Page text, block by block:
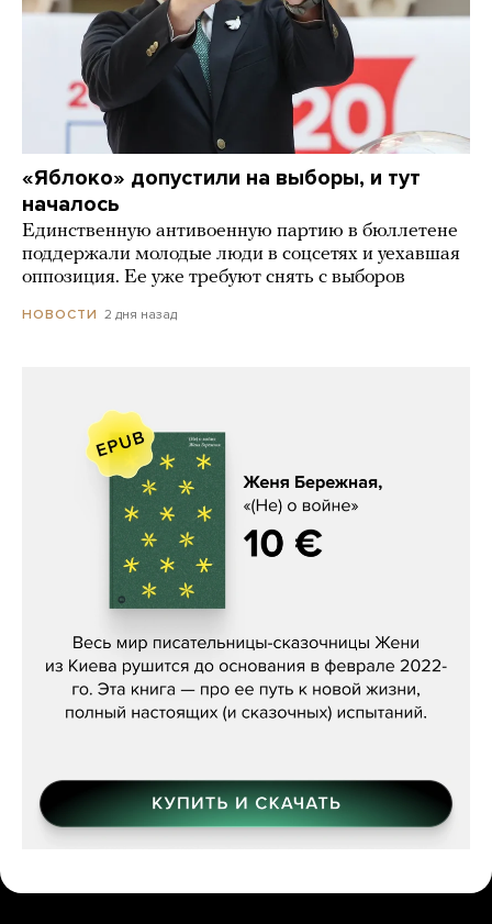
«Яблоко» допустили на выборы, и тут
началось
Единственную антивоенную партию в бюллетене
поддержали молодые люди в соцсетях и уехавшая
оппозиция. Ее уже требуют снять с выборов
НОВОСТИ 2 дня назад
Женя Бережная, «(Не) о войне»